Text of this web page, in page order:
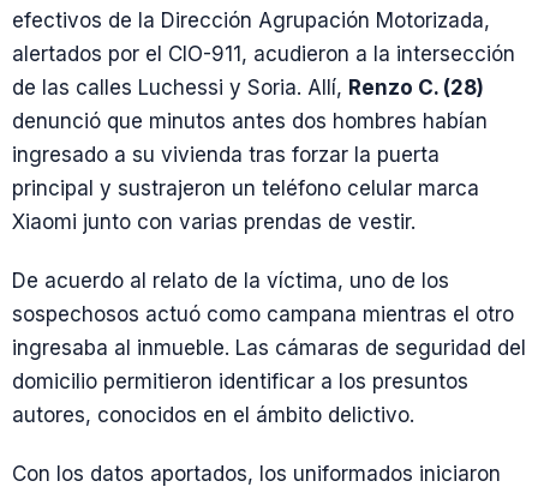
efectivos de la Dirección Agrupación Motorizada,
alertados por el CIO-911, acudieron a la intersección
de las calles Luchessi y Soria. Allí, Renzo C. (28)
denunció que minutos antes dos hombres habían
ingresado a su vivienda tras forzar la puerta
principal y sustrajeron un teléfono celular marca
Xiaomi junto con varias prendas de vestir.
De acuerdo al relato de la víctima, uno de los
sospechosos actuó como campana mientras el otro
ingresaba al inmueble. Las cámaras de seguridad del
domicilio permitieron identificar a los presuntos
autores, conocidos en el ámbito delictivo.
Con los datos aportados, los uniformados iniciaron